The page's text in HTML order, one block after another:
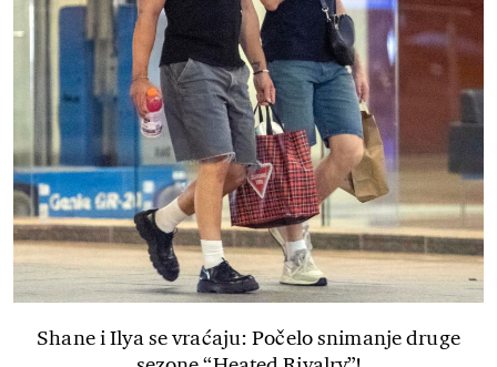
Shane i Ilya se vraćaju: Počelo snimanje druge